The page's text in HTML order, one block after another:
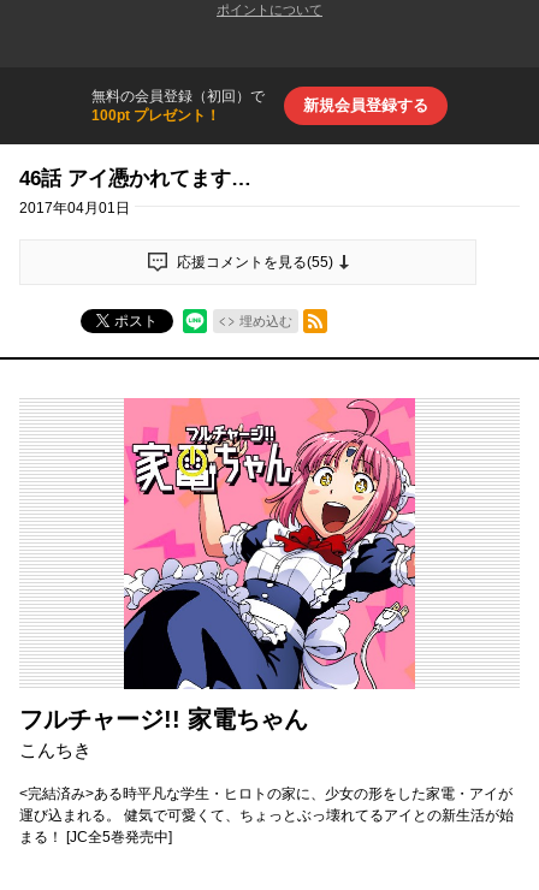
ポイントについて
無料の会員登録（初回）で
100pt プレゼント！
新規会員登録する
46話 アイ憑かれてます…
2017年04月01日
応援コメントを見る(55)
ポスト 埋め込む
RSSフィード
フルチャージ!! 家電ちゃん
こんちき
<完結済み>ある時平凡な学生・ヒロトの家に、少女の形をした家電・アイが
運び込まれる。 健気で可愛くて、ちょっとぶっ壊れてるアイとの新生活が始
まる！ [JC全5巻発売中]